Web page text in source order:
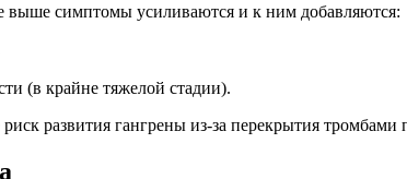
выше симптомы усиливаются и к ним добавляются:
(в крайне тяжелой стадии).
развития гангрены из-за перекрытия